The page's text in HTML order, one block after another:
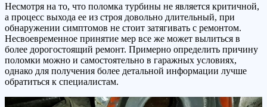
Несмотря на то, что поломка турбины не является критичной,
а процесс выхода ее из строя довольно длительный, при
обнаружении симптомов не стоит затягивать с ремонтом.
Несвоевременное принятие мер все же может вылиться в
более дорогостоящий ремонт. Примерно определить причину
поломки можно и самостоятельно в гаражных условиях,
однако для получения более детальной информации лучше
обратиться к специалистам.